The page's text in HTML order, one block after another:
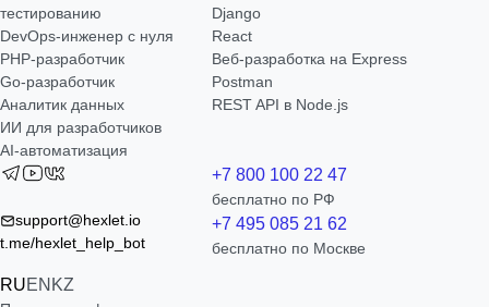
тестированию
DevOps-инженер с нуля
РНР-разработчик
Go-разработчик
Аналитик данных
ИИ для разработчиков
AI-автоматизация
Django
React
Веб-разработка на Express
Postman
REST API в Node.js
support@hexlet.io
t.me/hexlet_help_bot
RUEN KZ
+7 800 100 22 47
бесплатно по РФ
+7 495 085 21 62
бесплатно по Москве